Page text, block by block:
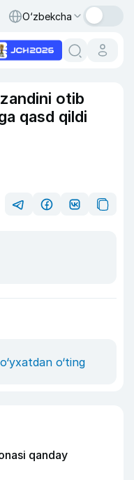
O‘zbekcha
otib
qasd qildi
o‘ting
qanday